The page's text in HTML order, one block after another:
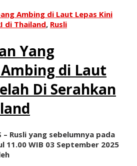
Ambing di Laut Lepas Kini
di Thailand, Rusli
Yang
di Laut
Di Serahkan
– Rusli yang sebelumnya pada
11.00 WIB 03 September 2025